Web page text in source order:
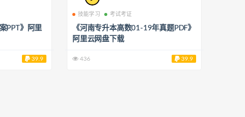
PPT》阿里
39.9
技能学习 考试考证
《河南专升本高数01-19年真题PDF》
阿里云网盘下载
436 39.9